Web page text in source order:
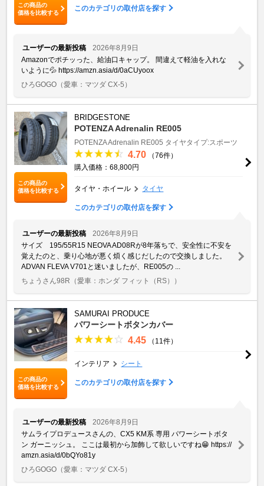
この商品の
価格を比較する
このカテゴリの取付店を探す
ユーザーの最新投稿
2026年8月9日
Amazonでポチッった、給油口キャップ。 間違えて軽油を入れな
いように💦 https://amzn.asia/d/0aCUyoox
ひろGOGO （愛車：マツダ CX-5）
この商品の
価格を比較する
BRIDGESTONE
POTENZA Adrenalin RE005
POTENZA Adrenalin RE005 タイヤタイプ:スポーツ
4.70
（76件）
購入価格：68,800円
タイヤ・ホイール タイヤ
このカテゴリの取付店を探す
ユーザーの最新投稿
2026年8月9日
サイズ 195/55R15 NEOVA AD08Rが8年落ちで、安全性に不安を
覚えたのと、乗り心地が悪く煩く感じだしたので交換しました。
ADVAN FLEVA V701と迷いましたが、RE005の ...
ちょうさん98R （愛車：ホンダ フィット（RS））
この商品の
価格を比較する
SAMURAI PRODUCE
パワーシートボタンカバー
4.45 （11件）
インテリア シート
このカテゴリの取付店を探す
ユーザーの最新投稿
2026年8月9日
サムライプロデュースさんの、CX5 KM系 専用 パワーシートボタ
ン ガーニッシュ。 ここは最初から加飾して欲しいですね😁 https://
amzn.asia/d/0bQYo81y
ひろGOGO （愛車：マツダ CX-5）